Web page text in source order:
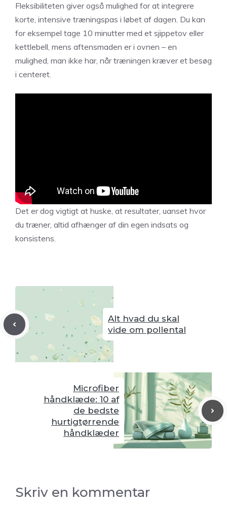
Fleksibiliteten giver også mulighed for at integrere
korte, intensive træningspas i løbet af dagen. Du kan
for eksempel tage 10 minutter med et sjippetov eller
kettlebell, mens aftensmaden er i ovnen – en
mulighed, man ikke har, når træningen kræver et besøg
i centeret.
Det er dog vigtigt at huske, at resultater, uanset hvor
du træner, altid afhænger af din egen indsats og
konsistens.
Alt hvad du skal
vide om pollental
Microfiber
håndklæde: 10 af
de bedste
hurtigtørrende
håndklæder
Skriv en kommentar